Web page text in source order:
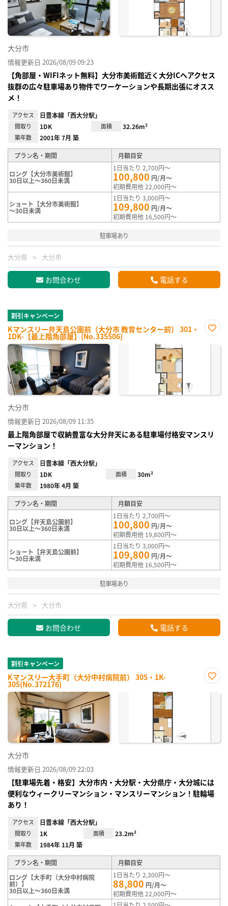
大分市
情報更新日 2026/08/09 09:23
【角部屋・WIFIネット無料】大分市美術館近く大分ICへアクセス
抜群の広々駐車場あり物件でワーケーションや長期出張にオスス
メ！
アクセス 日豊本線「西大分駅」
間取り 1DK 面積 32.26m²
築年数 2001年 7月 築
プラン名・期間 月額目安
ロング【大分市美術館】
30日以上～360日未満
1日当たり 2,700円～
100,800 円/月～
初期費用他 22,000円～
ショート【大分市美術館】
～30日未満
1日当たり 3,000円～
109,800 円/月～
初期費用他 16,500円～
駐車場あり
大分県 大分市
お問合わせ 電話する
割引キャンペーン
Kマンスリー弁天島公園前（大分市 教育センター前） 301・
1DK-【最上階角部屋】(No.335506)
に入
大分市
情報更新日 2026/08/09 11:35
最上階角部屋で収納豊富な大分弁天にある駐車場付格安マンスリ
ーマンション！
アクセス 日豊本線「西大分駅」
間取り 1DK 面積 30m²
築年数 1980年 4月 築
プラン名・期間 月額目安
ロング【弁天島公園前】
30日以上～360日未満
1日当たり 2,700円～
100,800 円/月～
初期費用他 19,800円～
ショート【弁天島公園前】
～30日未満
1日当たり 3,000円～
109,800 円/月～
初期費用他 16,500円～
駐車場あり
大分県 大分市
お問合わせ 電話する
割引キャンペーン
Kマンスリー大手町（大分中村病院前） 305・1K-
305(No.372176)
に入
大分市
情報更新日 2026/08/09 22:03
【駐車場先着・格安】大分市内・大分駅・大分県庁・大分城には
便利なウィークリーマンション・マンスリーマンション！駐輪場
あり！
アクセス 日豊本線「西大分駅」
間取り 1K 面積 23.2m²
築年数 1984年 11月 築
プラン名・期間
月額目安
ロング【大手町（大分中村病院
前）】
30日以上～360日未満
1日当たり 2,300円～
88,800 円/月～
初期費用他 22,000円～